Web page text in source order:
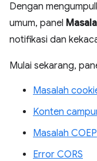
Dengan
umum, panel
notifikasi dan
Mulai sekarang,
Masalah
Konten
Masalah COEP
Error CORS